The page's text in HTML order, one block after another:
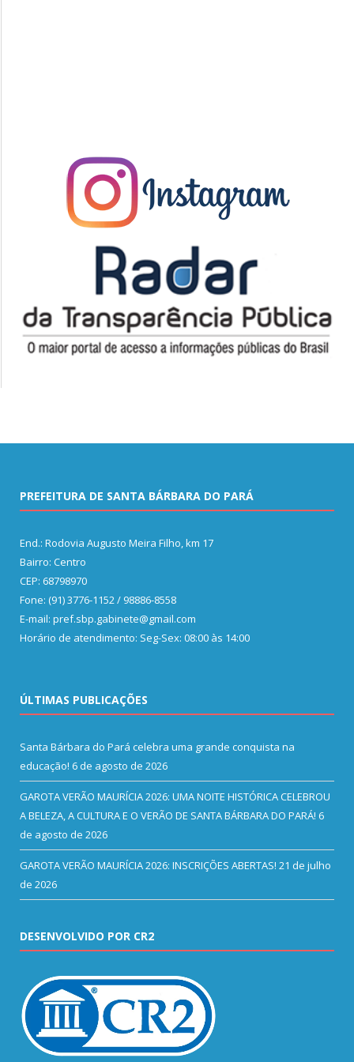
PREFEITURA DE SANTA BÁRBARA DO PARÁ
End.: Rodovia Augusto Meira Filho, km 17
Bairro: Centro
CEP: 68798970
Fone: (91) 3776-1152 / 98886-8558
E-mail: pref.sbp.gabinete@gmail.com
Horário de atendimento: Seg-Sex: 08:00 às 14:00
ÚLTIMAS PUBLICAÇÕES
Santa Bárbara do Pará celebra uma grande conquista na
educação! 6 de agosto de 2026
GAROTA VERÃO MAURÍCIA 2026: UMA NOITE HISTÓRICA CELEBROU
A BELEZA, A CULTURA E O VERÃO DE SANTA BÁRBARA DO PARÁ! 6
de agosto de 2026
GAROTA VERÃO MAURÍCIA 2026: INSCRIÇÕES ABERTAS! 21 de julho
de 2026
DESENVOLVIDO POR CR2